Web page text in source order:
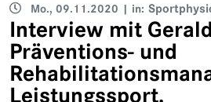
Mo., 09.11.2020 | in:
Interview mit
Präventions- und
Leistungssport.